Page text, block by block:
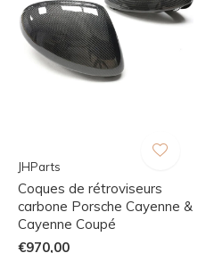
JHParts
Coques de rétroviseurs
carbone Porsche Cayenne &
Cayenne Coupé
€970,00